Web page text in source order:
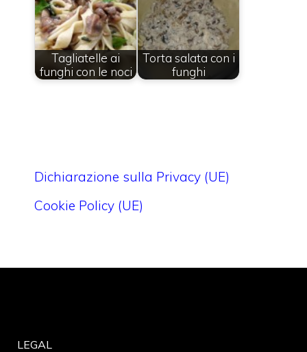
Tagliatelle ai
funghi con le noci
Torta salata con i
funghi
Dichiarazione sulla Privacy (UE)
Cookie Policy (UE)
LEGAL